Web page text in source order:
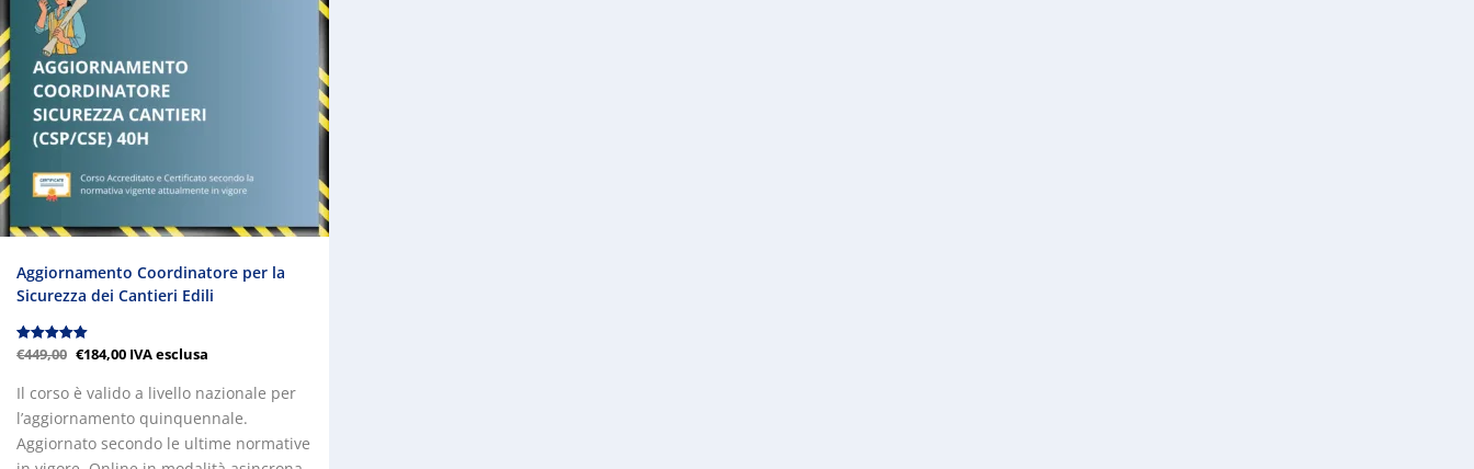
Aggiornamento Coordinatore per la
Sicurezza dei Cantieri Edili
Valutato
€449,00 €184,00 IVA esclusa
Il corso è valido a livello nazionale per
l’aggiornamento quinquennale.
Aggiornato secondo le ultime normative